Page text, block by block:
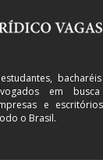
em
e
o Brasil.